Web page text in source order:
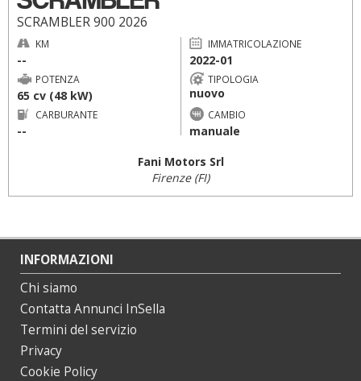
SCRAMBLER 900 2026
KM
--
IMMATRICOLAZIONE
2022-01
POTENZA
65 cv (48 kW)
TIPOLOGIA
nuovo
CARBURANTE
--
CAMBIO
manuale
Fani Motors Srl
Firenze (FI)
INFORMAZIONI
Chi siamo
Contatta Annunci InSella
Termini del servizio
Privacy
Cookie Policy